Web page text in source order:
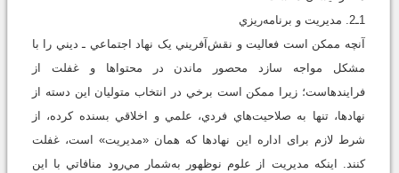
1ـ2. مديريت و برنامه‌ريزي
آنچه ممکن است فعاليت و نقش‌آفريني يک نهاد اجتماعي ـ ديني را با
مشکل مواجه سازد محصور ماندن در محتواها و غفلت از
فرايندهاست؛ زیرا ممکن است برخي در انتخاب متوليان اين دسته از
نهادها، تنها به صلاحيت‌هاي فردي، علمي و اخلاقي بسنده کرده، از
شرط لازم برای اداره اين نهادها که همان «مديريت» است، غفلت
کنند. اينکه مديريت از علوم نوظهور به‌شمار مي‌رود منافاتي با اين